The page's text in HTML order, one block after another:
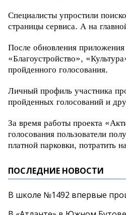
Специалисты упростили
страницы сервиса. А на
После обновления
«Благоустройство»,
пройденного голосования.
Личный профиль участника
пройденных голосований и
За время работы проекта
голосования пользователи
платной парковки, потратить
ПОСЛЕДНИЕ НОВОСТИ
В школе №1492 впервые